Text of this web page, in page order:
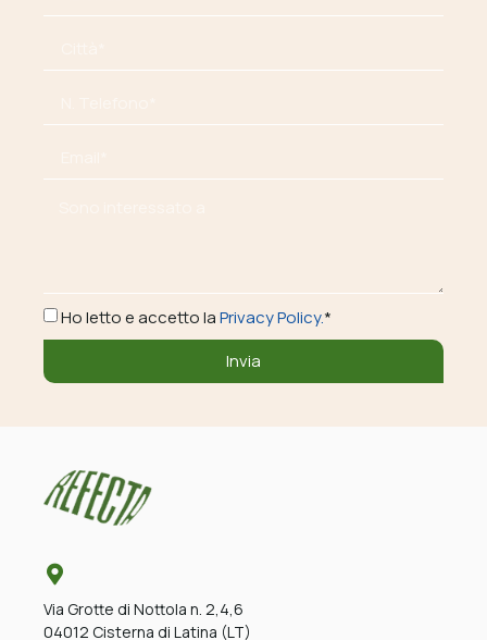
Ho letto e accetto laPrivacy Policy.*
Invia
Via Grotte di Nottola n. 2,4,6
04012 Cisterna di Latina (LT)